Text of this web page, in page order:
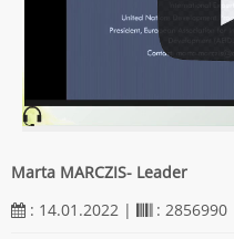
Marta MARCZIS- Leader
: 14.01.2022 |
: 2856990